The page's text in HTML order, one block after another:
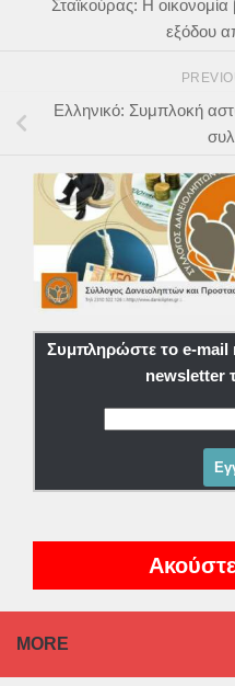
Σταϊκούρας: Η οικονομία
εξόδου
Ελληνικό: Συμπλοκή
Συμπληρώστε το e-mail
newsletter
MORE